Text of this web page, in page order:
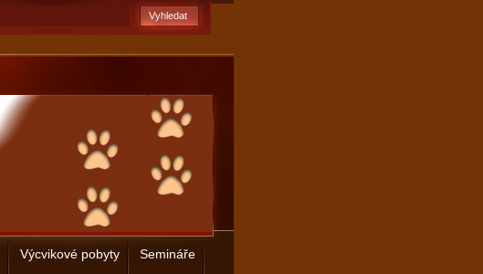
Výcvikové pobyty Semináře